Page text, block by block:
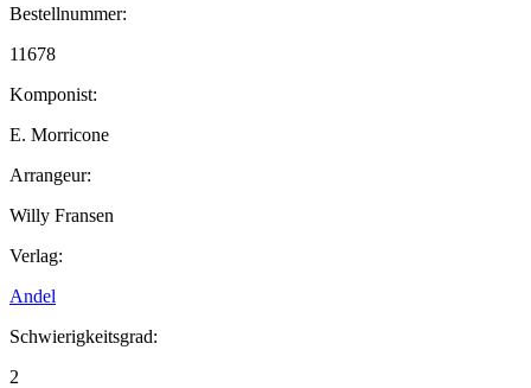
Bestellnummer:
11678
Komponist:
E. Morricone
Arrangeur:
Willy Fransen
Verlag:
Andel
Schwierigkeitsgrad:
2